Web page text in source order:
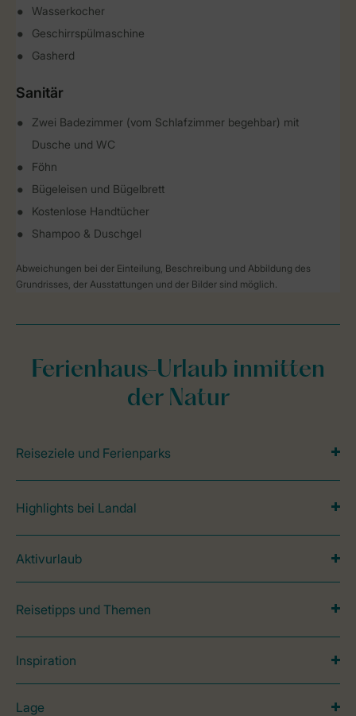
Wasserkocher
Geschirrspülmaschine
Gasherd
Sanitär
Zwei Badezimmer (vom Schlafzimmer begehbar) mit
Dusche und WC
Föhn
Bügeleisen und Bügelbrett
Kostenlose Handtücher
Shampoo & Duschgel
Abweichungen bei der Einteilung, Beschreibung und Abbildung des
Grundrisses, der Ausstattungen und der Bilder sind möglich.
Ferienhaus-Urlaub inmitten
der Natur
Reiseziele und Ferienparks
Highlights bei Landal
Aktivurlaub
Reisetipps und Themen
Inspiration
Lage